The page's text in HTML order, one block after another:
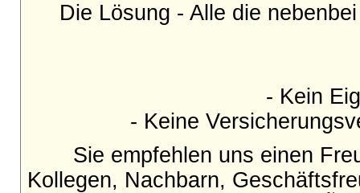
Die Lösung - Alle die
- Kein
- Keine
Sie empfehlen uns einen
Kollegen, Nachbarn,